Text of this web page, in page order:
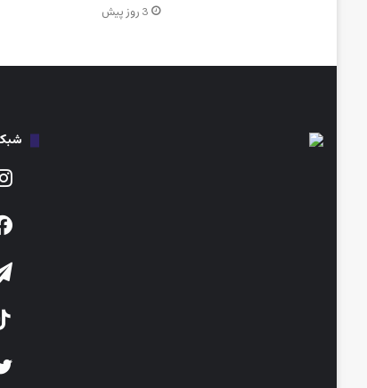
3 روز پیش